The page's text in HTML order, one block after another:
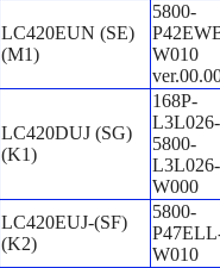
LC420EUN (SE)
(M1)
5800-
W010
LC420DUJ (SG)
(K1)
168P-
5800-
L3L026-
W000
LC420EUJ-(SF)
(K2)
5800-
W010